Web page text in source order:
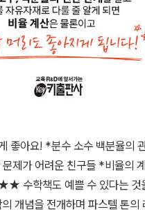
아요! *분수 소수 백분율의
제가 어려운 친구들 *비율의
개념을 전개하며 파스텔 톤의